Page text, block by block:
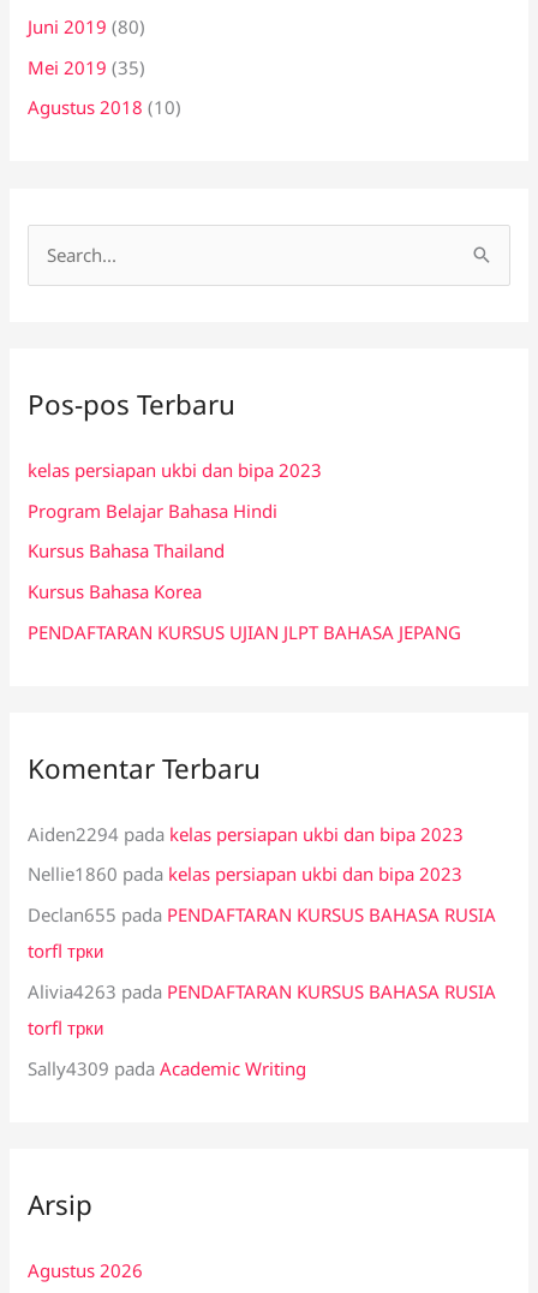
Juni 2019 (80)
Mei 2019 (35)
Agustus 2018 (10)
u
t
u
k
:
Pos-pos Terbaru
kelas persiapan ukbi dan bipa 2023
Program Belajar Bahasa Hindi
Kursus Bahasa Thailand
Kursus Bahasa Korea
PENDAFTARAN KURSUS UJIAN JLPT BAHASA JEPANG
Komentar Terbaru
Aiden2294 pada kelas persiapan ukbi dan bipa 2023
Nellie1860 pada kelas persiapan ukbi dan bipa 2023
Declan655 pada PENDAFTARAN KURSUS BAHASA RUSIA
torfl трки
Alivia4263 pada PENDAFTARAN KURSUS BAHASA RUSIA
torfl трки
Sally4309 padaAcademic Writing
Arsip
Agustus 2026